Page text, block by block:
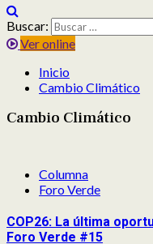
Buscar:
Ver online
Inicio
Cambio Climático
Cambio Climático
Columna
Foro Verde
COP26: La última
Foro Verde #15